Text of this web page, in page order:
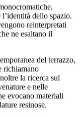
dello spazio.
reinterpretati
ne esaltano il
del terrazzo,
richiamano
la ricerca sul
e nelle
evocano materiali
resinose.